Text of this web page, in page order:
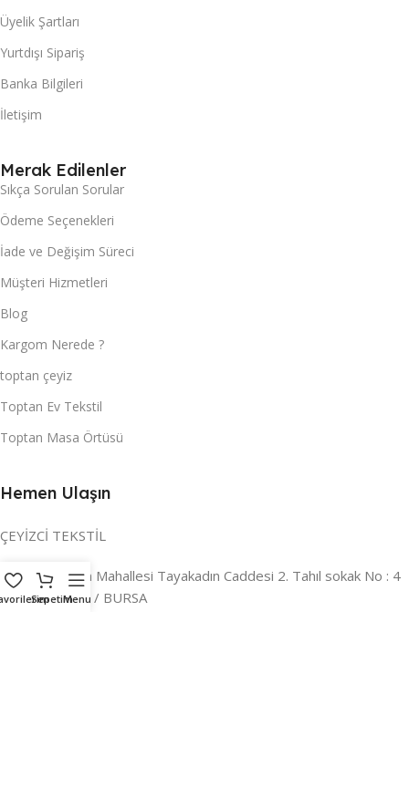
Üyelik Şartları
Yurtdışı Sipariş
Banka Bilgileri
İletişim
Merak Edilenler
Sıkça Sorulan Sorular
Ödeme Seçenekleri
İade ve Değişim Süreci
Müşteri Hizmetleri
Blog
Kargom Nerede ?
toptan çeyiz
Toptan Ev Tekstil
Toptan Masa Örtüsü
Hemen Ulaşın
ÇEYİZCİ TEKSTİL
Adres:Reyhan Mahallesi Tayakadın Caddesi 2. Tahıl sokak No : 4
/ a Osmangazi / BURSA
SepetimMenu